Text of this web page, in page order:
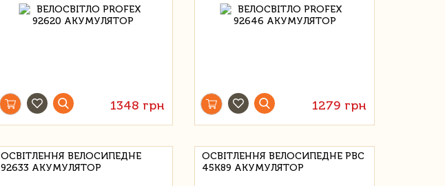
1348 грн 1279 грн
ОСВІТЛЕННЯ ВЕЛОСИПЕДНЕ
92633 АКУМУЛЯТОР
ОСВІТЛЕННЯ ВЕЛОСИПЕДНЕ РВС
45К89 АКУМУЛЯТОР